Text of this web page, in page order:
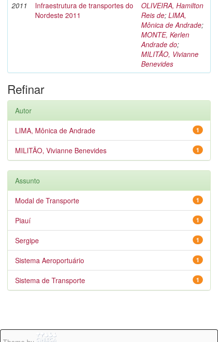
2011
Infraestrutura de transportes do
Nordeste 2011
OLIVEIRA, Hamilton
Reis de; LIMA,
Mônica de Andrade;
MONTE, Kerlen
Andrade do;
MILITÃO, Vivianne
Benevides
Refinar
Autor
1
LIMA, Mônica de Andrade
1
MILITÃO, Vivianne Benevides
Assunto
1
Modal de Transporte
1
Piauí
1
Sergipe
1
Sistema Aeroportuário
1
Sistema de Transporte